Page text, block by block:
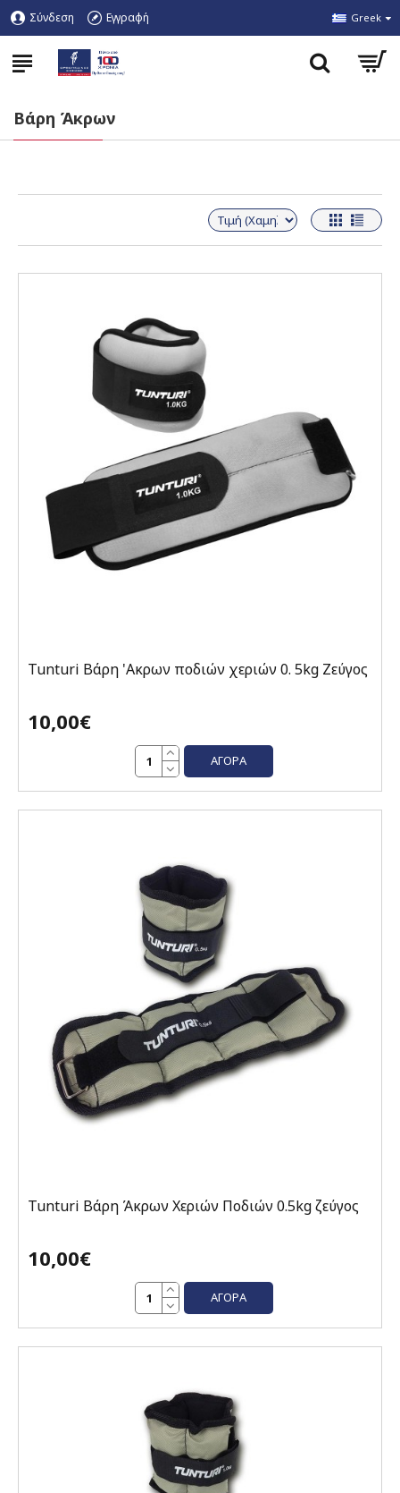
Σύνδεση Εγγραφή Greek
Βάρη Άκρων
Tunturi Βάρη 'Ακρων ποδιών χεριών 0. 5kg Ζεύγος
10,00€
ΑΓΟΡΆ
Tunturi Βάρη Άκρων Χεριών Ποδιών 0.5kg ζεύγος
10,00€
ΑΓΟΡΆ